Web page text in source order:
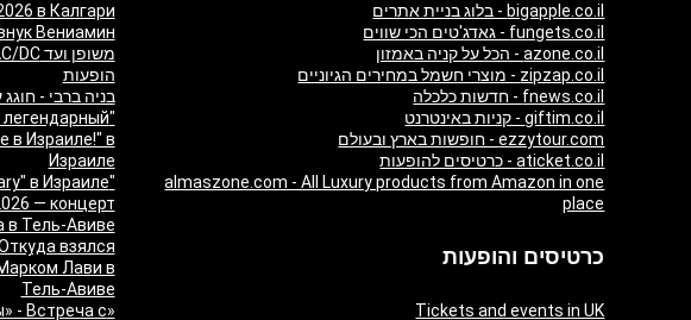
bigapple.co.il - בלוג בניית אתרים
fungets.co.il - גאדג'טים הכי שווים
azone.co.il - הכל על קניה באמזון
zipzap.co.il - מוצרי חשמל במחירים הגיוניים
fnews.co.il - חדשות כלכלה
giftim.co.il - קניות באינטרנט
ezzytour.com - חופשות בארץ ובעולם
aticket.co.il - כרטיסים להופעות
almaszone.com - All Luxury products from Amazon in one
place
כרטיסים והופעות
Tickets and events in UK
в Калгари
Вениамин
הופעות
בניה ברבי - חוגג עשור על
в Израиле!" в
Израиле
"Песняры — Pesniary" в Израиле
— концерт
в Тель-Авиве
взялся
Лави в
Тель-Авиве
- Встреча с